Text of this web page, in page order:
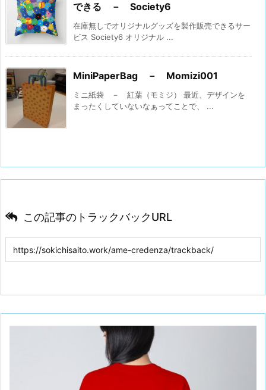
できる － Society6
在庫無しでオリジナルグッズを製作販売できるサー
ビス Society6 オリジナル ...
MiniPaperBag － Momizi001
ミニ紙袋 － 紅葉（モミジ） 最近、デザインを
まったくしていないなぁってことで、 ...
この記事のトラックバックURL